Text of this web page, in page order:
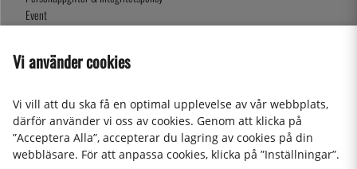
Event
Om oss
Presentkort
2026 KitchenLab AB
Vi använder cookies
Vi vill att du ska få en optimal upplevelse av vår webbplats,
därför använder vi oss av cookies. Genom att klicka på
”Acceptera Alla”, accepterar du lagring av cookies på din
webbläsare. För att anpassa cookies, klicka på ”Inställningar”.